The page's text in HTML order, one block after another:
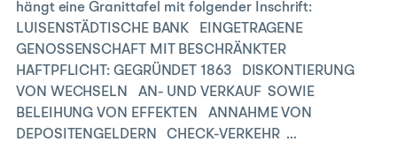
hängt eine Granittafel mit folgender Inschrift:
LUISENSTÄDTISCHE BANK EINGETRAGENE
GENOSSENSCHAFT MIT BESCHRÄNKTER
HAFTPFLICHT: GEGRÜNDET 1863 DISKONTIERUNG
VON WECHSELN AN- UND VERKAUF SOWIE
BELEIHUNG VON EFFEKTEN ANNAHME VON
DEPOSITENGELDERN CHECK-VERKEHR …